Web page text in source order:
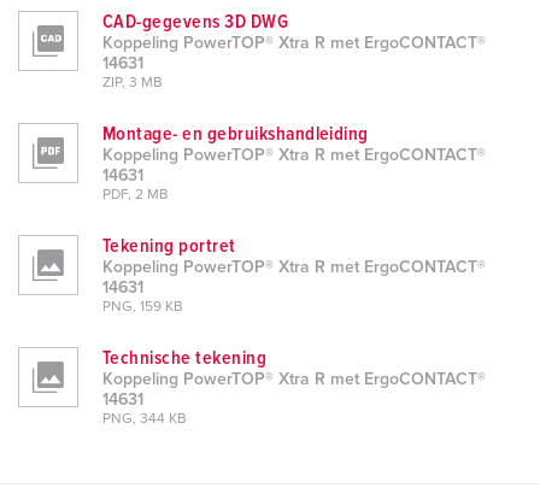
CAD-gegevens 3D DWG
Koppeling PowerTOP® Xtra R met ErgoCONTACT®
14631
ZIP, 3 MB
Montage- en gebruikshandleiding
Koppeling PowerTOP® Xtra R met ErgoCONTACT®
14631
PDF, 2 MB
Tekening portret
Koppeling PowerTOP® Xtra R met ErgoCONTACT®
14631
PNG, 159 KB
Technische tekening
Koppeling PowerTOP® Xtra R met ErgoCONTACT®
14631
PNG, 344 KB